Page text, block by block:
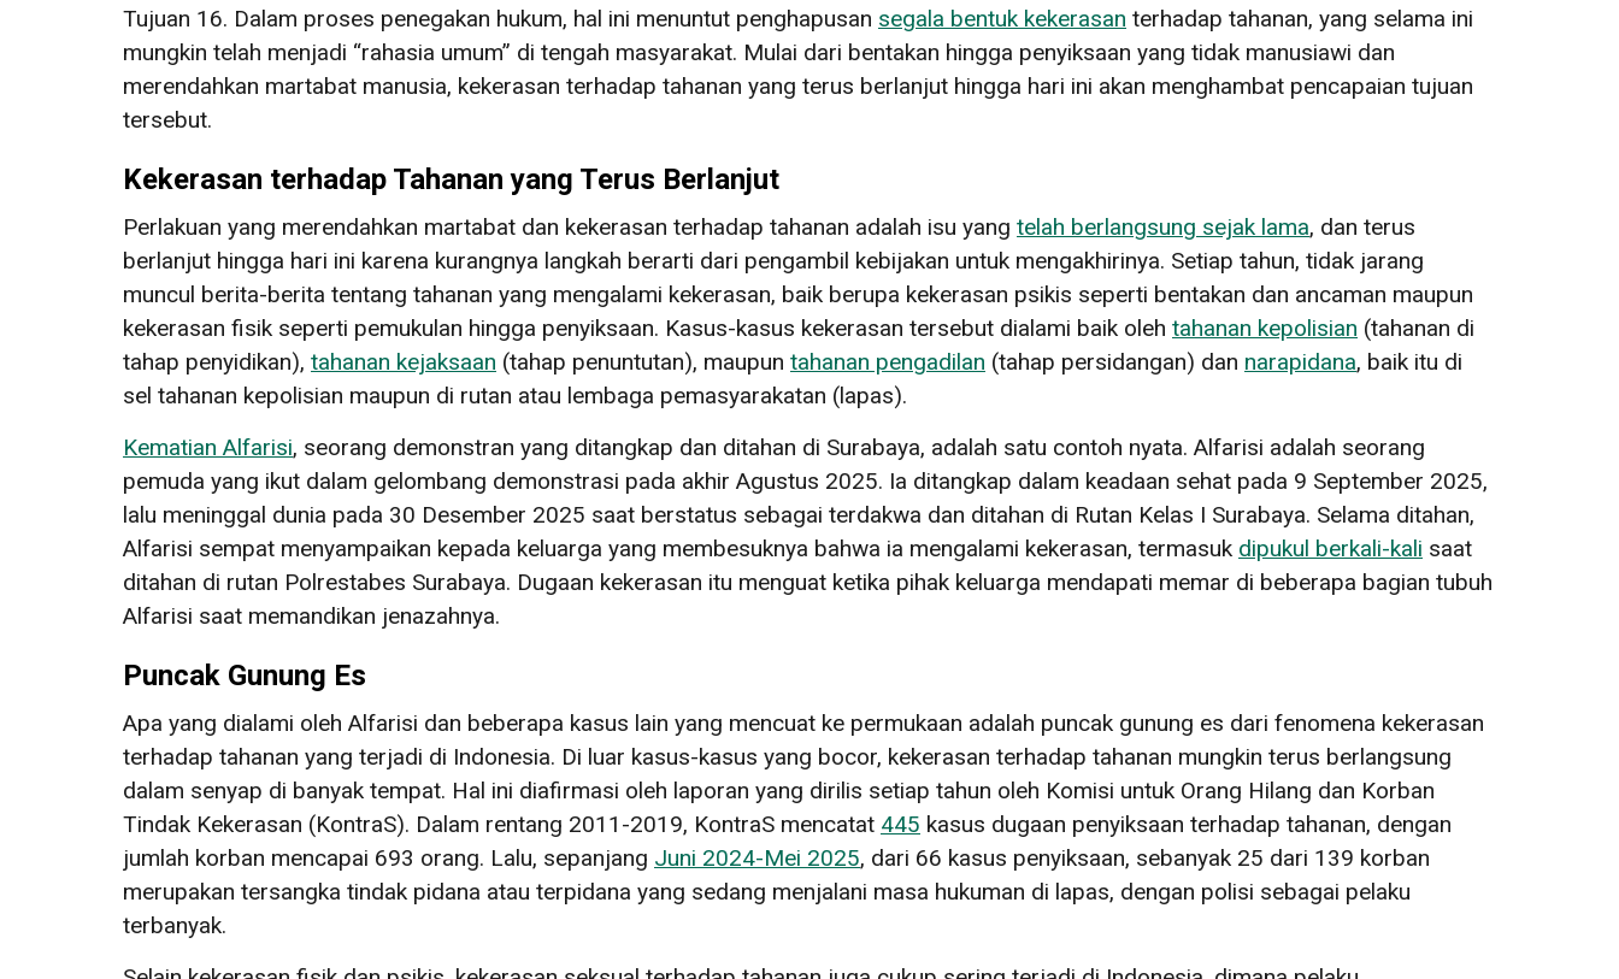
Tujuan 16. Dalam proses penegakan hukum, hal ini menuntut penghapusan segala bentuk kekerasan terhadap tahanan, yang selama ini
mungkin telah menjadi “rahasia umum” di tengah masyarakat. Mulai dari bentakan hingga penyiksaan yang tidak manusiawi dan
merendahkan martabat manusia, kekerasan terhadap tahanan yang terus berlanjut hingga hari ini akan menghambat pencapaian tujuan
tersebut.
Kekerasan terhadap Tahanan yang Terus Berlanjut
Perlakuan yang merendahkan martabat dan kekerasan terhadap tahanan adalah isu yang telah berlangsung sejak lama, dan terus
berlanjut hingga hari ini karena kurangnya langkah berarti dari pengambil kebijakan untuk mengakhirinya. Setiap tahun, tidak jarang
muncul berita-berita tentang tahanan yang mengalami kekerasan, baik berupa kekerasan psikis seperti bentakan dan ancaman maupun
kekerasan fisik seperti pemukulan hingga penyiksaan. Kasus-kasus kekerasan tersebut dialami baik oleh tahanan kepolisian (tahanan di
tahap penyidikan), tahanan kejaksaan (tahap penuntutan), maupun tahanan pengadilan (tahap persidangan) dan narapidana, baik itu di
sel tahanan kepolisian maupun di rutan atau lembaga pemasyarakatan (lapas).
Kematian Alfarisi, seorang demonstran yang ditangkap dan ditahan di Surabaya, adalah satu contoh nyata. Alfarisi adalah seorang
pemuda yang ikut dalam gelombang demonstrasi pada akhir Agustus 2025. Ia ditangkap dalam keadaan sehat pada 9 September 2025,
lalu meninggal dunia pada 30 Desember 2025 saat berstatus sebagai terdakwa dan ditahan di Rutan Kelas I Surabaya. Selama ditahan,
Alfarisi sempat menyampaikan kepada keluarga yang membesuknya bahwa ia mengalami kekerasan, termasuk dipukul berkali-kali saat
ditahan di rutan Polrestabes Surabaya. Dugaan kekerasan itu menguat ketika pihak keluarga mendapati memar di beberapa bagian tubuh
Alfarisi saat memandikan jenazahnya.
Puncak Gunung Es
Apa yang dialami oleh Alfarisi dan beberapa kasus lain yang mencuat ke permukaan adalah puncak gunung es dari fenomena kekerasan
terhadap tahanan yang terjadi di Indonesia. Di luar kasus-kasus yang bocor, kekerasan terhadap tahanan mungkin terus berlangsung
dalam senyap di banyak tempat. Hal ini diafirmasi oleh laporan yang dirilis setiap tahun oleh Komisi untuk Orang Hilang dan Korban
Tindak Kekerasan (KontraS). Dalam rentang 2011-2019, KontraS mencatat 445 kasus dugaan penyiksaan terhadap tahanan, dengan
jumlah korban mencapai 693 orang. Lalu, sepanjang Juni 2024-Mei 2025, dari 66 kasus penyiksaan, sebanyak 25 dari 139 korban
merupakan tersangka tindak pidana atau terpidana yang sedang menjalani masa hukuman di lapas, dengan polisi sebagai pelaku
terbanyak.